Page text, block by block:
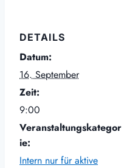
DETAILS
Datum:
16. September
Zeit:
9:00
Veranstaltungskategor
ie:
Intern nur für aktive